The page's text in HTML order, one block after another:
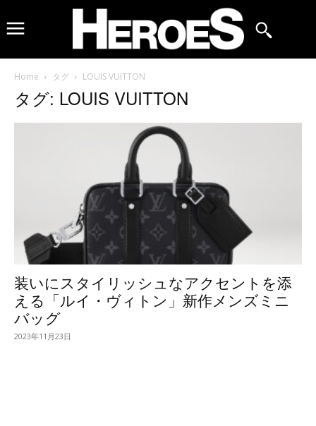
Home タグ LOUIS VUITTON
タグ: LOUIS VUITTON
装いにスタイリッシュなアクセントを添
える「ルイ・ヴィトン」新作メンズミニ
バッグ
2023年11月23日